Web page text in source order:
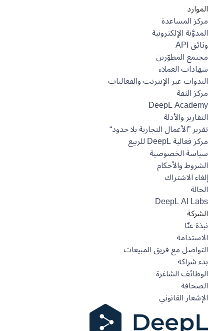
الموارد
مركز المساعدة
المدوَّنة الإلكترونية
وثائق API
مجتمع المطوّرين
شهادات العملاء
الندوات عبر الإنترنت والفعاليات
مركز الثقة
DeepL Academy
التقارير والأدلة
تقرير ”الأعمال التجارية بلا حدود“
مركز فعالية DeepL للربيع
سياسة الخصوصية
الشروط والأحكام
إلغاء الاشتراك
الحالة
DeepL AI Labs
الشركة
نبذة عنّا
الاستدامة
التواصل مع فريق المبيعات
بدء شراكة
الوظائف الشاغرة
الصحافة
الإشعار القانوني